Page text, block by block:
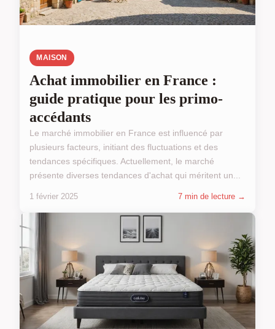
MAISON
Achat immobilier en France :
guide pratique pour les primo-
accédants
Le marché immobilier en France est influencé par
plusieurs facteurs, initiant des fluctuations et des
tendances spécifiques. Actuellement, le marché
présente diverses tendances d'achat qui méritent un...
1 février 2025 7 min de lecture →